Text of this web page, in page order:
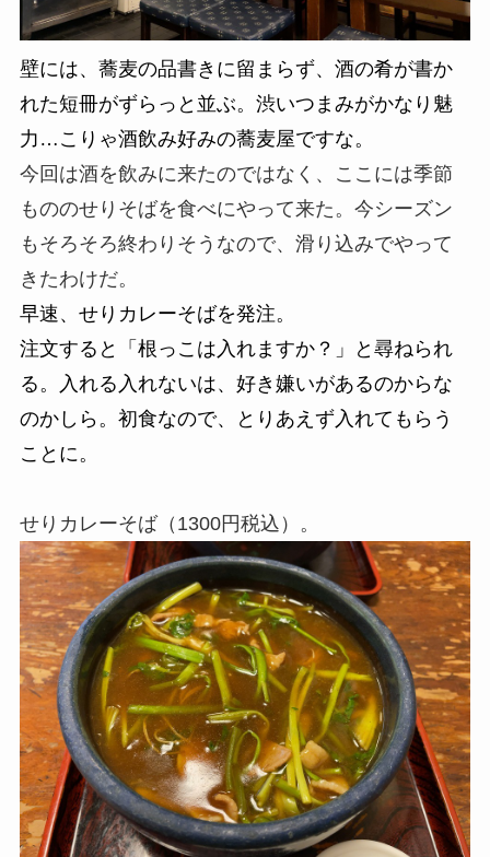
壁には、蕎麦の品書きに留まらず、酒の肴が書か
れた短冊がずらっと並ぶ。渋いつまみがかなり魅
力…こりゃ酒飲み好みの蕎麦屋ですな。
今回は酒を飲みに来たのではなく、ここには季節
もののせりそばを食べにやって来た。今シーズン
もそろそろ終わりそうなので、滑り込みでやって
きたわけだ。
早速、せりカレーそばを発注。
注文すると「根っこは入れますか？」と尋ねられ
る。入れる入れないは、好き嫌いがあるのからな
のかしら。初食なので、とりあえず入れてもらう
ことに。
せりカレーそば（1300円税込）。